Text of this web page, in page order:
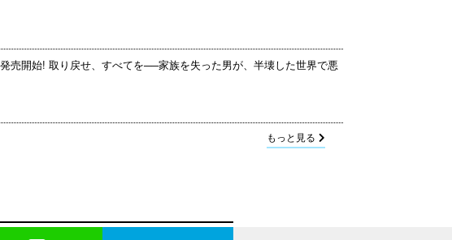
売開始! 取り戻せ、すべてを──家族を失った男が、半壊した世界で悪
もっと見る